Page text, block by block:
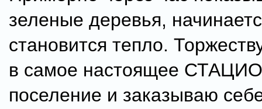
зеленые деревья,
становится тепло.
в самое настоящее
поселение и заказываю